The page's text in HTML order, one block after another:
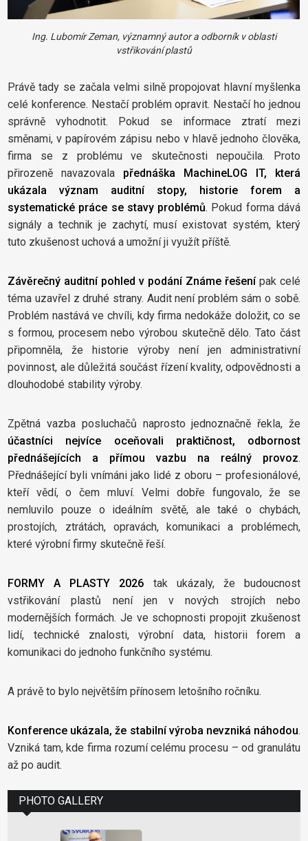
Ing. Lubomír Zeman, významný autor a odborník v oblasti
vstřikování plastů
Právě tady se začala velmi silně propojovat hlavní myšlenka
celé konference. Nestačí problém opravit. Nestačí ho jednou
správně vyhodnotit. Pokud se informace ztratí mezi
směnami, v papírovém zápisu nebo v hlavě jednoho člověka,
firma se z problému ve skutečnosti nepoučila. Proto
přirozeně navazovala přednáška MachineLOG IT, která
ukázala význam auditní stopy, historie forem a
systematické práce se stavy problémů. Pokud forma dává
signály a technik je zachytí, musí existovat systém, který
tuto zkušenost uchová a umožní ji využít příště.
Závěrečný auditní pohled v podání Známe řešenípak celé
téma uzavřel z druhé strany. Audit není problém sám o sobě.
Problém nastává ve chvíli, kdy firma nedokáže doložit, co se
s formou, procesem nebo výrobou skutečně dělo. Tato část
připomněla, že historie výroby není jen administrativní
povinnost, ale důležitá součást řízení kvality, odpovědnosti a
dlouhodobé stability výroby.
Zpětná vazba posluchačů naprosto jednoznačně řekla, že
účastníci nejvíce oceňovali praktičnost, odbornost
přednášejících a přímou vazbu na reálný provoz.
Přednášející byli vnímáni jako lidé z oboru – profesionálové,
kteří vědí, o čem mluví. Velmi dobře fungovalo, že se
nemluvilo pouze o ideálním světě, ale také o chybách,
prostojích, ztrátách, opravách, komunikaci a problémech,
které výrobní firmy skutečně řeší.
FORMY A PLASTY 2026 tak ukázaly, že budoucnost
vstřikování plastů není jen v nových strojích nebo
modernějších formách. Je ve schopnosti propojit zkušenost
lidí, technické znalosti, výrobní data, historii forem a
komunikaci do jednoho funkčního systému.
A právě to bylo největším přínosem letošního ročníku.
Konference ukázala, že stabilní výroba nevzniká náhodou.
Vzniká tam, kde firma rozumí celému procesu – od granulátu
až po audit.
PHOTO GALLERY